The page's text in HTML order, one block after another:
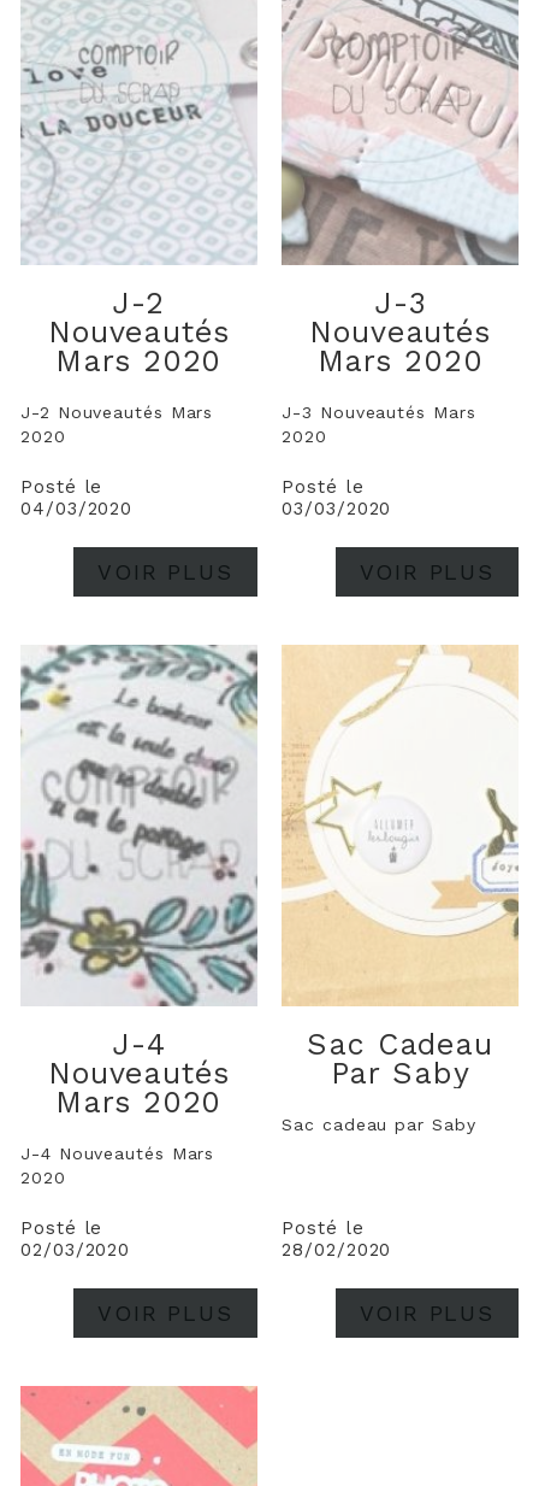
J-2
Nouveautés
Mars 2020
J-2 Nouveautés Mars
2020
Posté le
04/03/2020
VOIR PLUS
J-3
Nouveautés
Mars 2020
J-3 Nouveautés Mars
2020
Posté le
03/03/2020
VOIR PLUS
J-4
Nouveautés
Mars 2020
J-4 Nouveautés Mars
2020
Posté le
02/03/2020
VOIR PLUS
Sac Cadeau
Par Saby
Sac cadeau par Saby
Posté le
28/02/2020
VOIR PLUS